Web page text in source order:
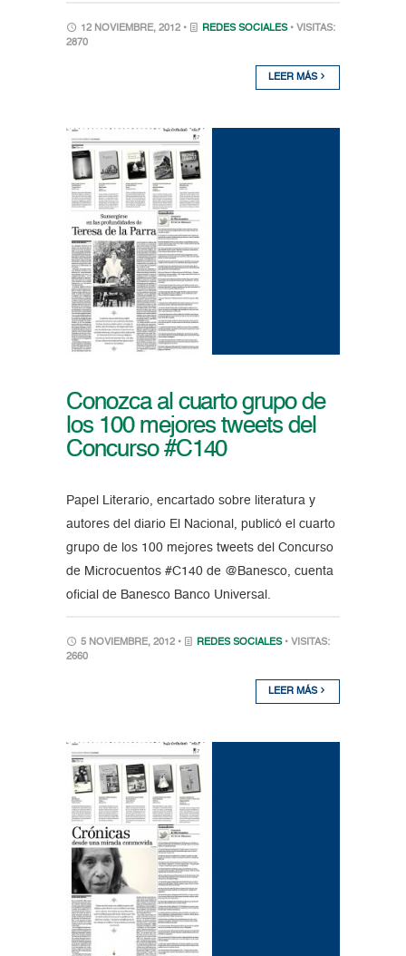
12 NOVIEMBRE, 2012 • REDES SOCIALES • VISITAS:
2870
LEER MÁS
Conozca al cuarto grupo de
los 100 mejores tweets del
Concurso #C140
Papel Literario, encartado sobre literatura y
autores del diario El Nacional, publicó el cuarto
grupo de los 100 mejores tweets del Concurso
de Microcuentos #C140 de @Banesco, cuenta
oficial de Banesco Banco Universal.
5 NOVIEMBRE, 2012 • REDES SOCIALES • VISITAS:
2660
LEER MÁS